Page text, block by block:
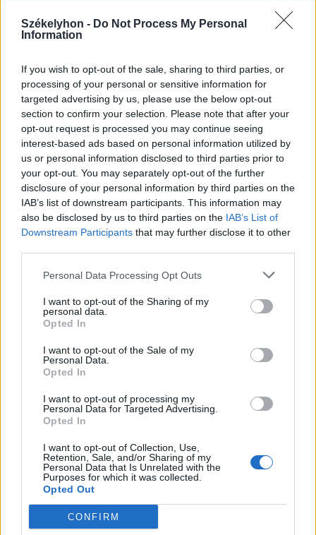
Székelyhon - Do Not Process My Personal
Information
If you wish to opt-out of the sale, sharing to third parties, or
processing of your personal or sensitive information for
targeted advertising by us, please use the below opt-out
section to confirm your selection. Please note that after your
opt-out request is processed you may continue seeing
interest-based ads based on personal information utilized by
us or personal information disclosed to third parties prior to
your opt-out. You may separately opt-out of the further
disclosure of your personal information by third parties on the
IAB’s list of downstream participants. This information may
also be disclosed by us to third parties on the IAB’s List of
Downstream Participants that may further disclose it to other
Personal Data Processing Opt Outs
I want to opt-out of the Sharing of my
personal data.
Opted In
I want to opt-out of the Sale of my
Personal Data.
Opted In
I want to opt-out of processing my
Personal Data for Targeted Advertising.
Opted In
I want to opt-out of Collection, Use,
Retention, Sale, and/or Sharing of my
Personal Data that Is Unrelated with the
Purposes for which it was collected.
Opted Out
CONFIRM
2025. június 07., szombat
Sulyok Tamás köztársasági elnök is
ott volt a csíksomlyói nyeregben
2025. június 07., szombat
A csíksomlyói búcsú szónoka: ne
mérgezzétek a gyermekeitek lelkét
káromkodással és csúnya
beszéddel!